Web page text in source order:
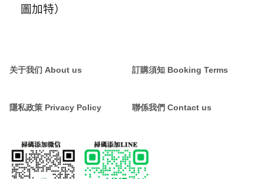
圖加特）
关于我们 About us 訂購須知 Booking Terms
隱私政策 Privacy Policy 聯係我們 Contact us